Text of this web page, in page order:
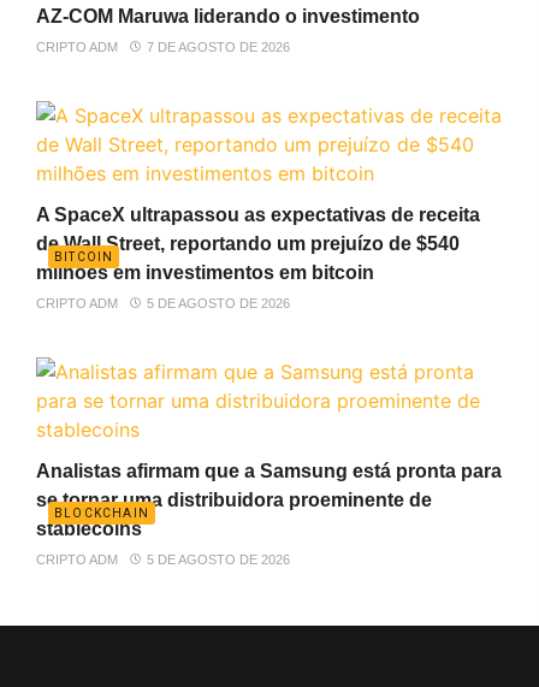
AZ-COM Maruwa liderando o investimento
CRIPTO ADM 7 DE AGOSTO DE 2026
BITCOIN
A SpaceX ultrapassou as expectativas de receita
de Wall Street, reportando um prejuízo de $540
milhões em investimentos em bitcoin
CRIPTO ADM 5 DE AGOSTO DE 2026
BLOCKCHAIN
Analistas afirmam que a Samsung está pronta para
se tornar uma distribuidora proeminente de
stablecoins
CRIPTO ADM 5 DE AGOSTO DE 2026